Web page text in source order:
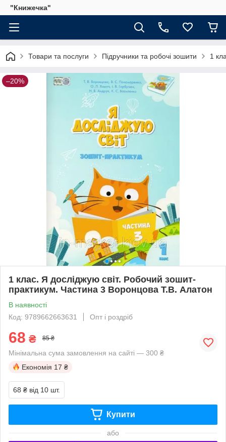
"Книжечка"
Товари та послуги Підручники та робочі зошити 1
–20%
1 клас. Я досліджую світ. Робочий зошит-
практикум. Частина 3 Воронцова Т.В. Алатон
В наявності
Код: 9789662663631
Опт і роздріб
68 ₴ 85 ₴
Мінімальна сума замовлення на сайті — 300 ₴
Економія 17 ₴
68 ₴ від 10 шт.
Купити
або